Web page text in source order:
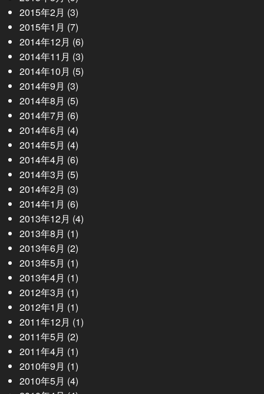
2015年2月 (3)
2015年1月 (7)
2014年12月 (6)
2014年11月 (3)
2014年10月 (5)
2014年9月 (3)
2014年8月 (5)
2014年7月 (6)
2014年6月 (4)
2014年5月 (4)
2014年4月 (6)
2014年3月 (5)
2014年2月 (3)
2014年1月 (6)
2013年12月 (4)
2013年8月 (1)
2013年6月 (2)
2013年5月 (1)
2013年4月 (1)
2012年3月 (1)
2012年1月 (1)
2011年12月 (1)
2011年5月 (2)
2011年4月 (1)
2010年9月 (1)
2010年5月 (4)